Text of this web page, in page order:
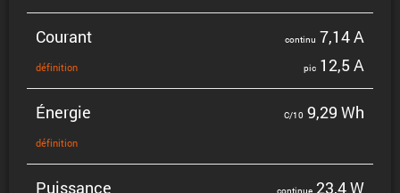
Courant
défini­tion
continu 7,14 A
pic 12,5 A
Énergie
défini­tion
C/10 9,29 Wh
Puissance continue 23,4 W